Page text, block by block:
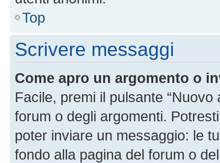
Top
Scrivere messaggi
Come apro un argomento o
Facile, premi il pulsante
forum o degli argomenti.
poter inviare un messaggio: le
fondo alla pagina del forum o